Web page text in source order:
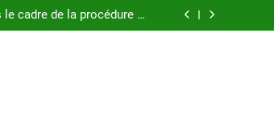
cadre de la procédure de
surendettement
et inconvénients détaillés
et inconvénients détaillés
un box de stockage ?